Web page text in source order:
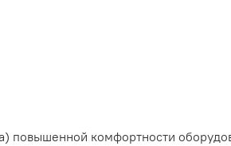
комфортности